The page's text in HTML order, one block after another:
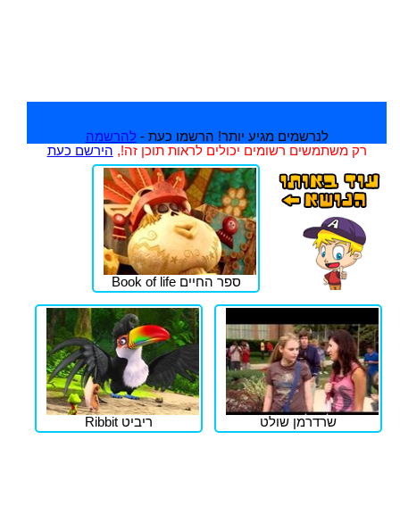
לנרשמים מגיע יותר! הרשמו כעת - להרשמה
רק משתמשים רשומים יכולים לראות תוכן זה!, הירשם כעת
ספר החיים Book of life
שרדרמן שולט ריביט Ribbit